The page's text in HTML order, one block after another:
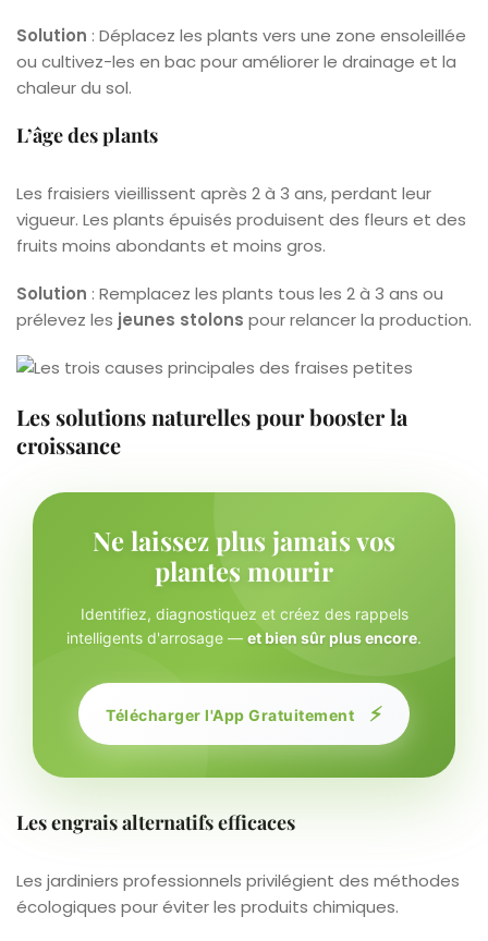
Solution : Déplacez les plants vers une zone ensoleillée
ou cultivez-les en bac pour améliorer le drainage et la
chaleur du sol.
L’âge des plants
Les fraisiers vieillissent après 2 à 3 ans, perdant leur
vigueur. Les plants épuisés produisent des fleurs et des
fruits moins abondants et moins gros.
Solution : Remplacez les plants tous les 2 à 3 ans ou
prélevez les jeunes stolons pour relancer la production.
Les solutions naturelles pour booster la
croissance
Ne laissez plus jamais vos
plantes mourir
Identifiez, diagnostiquez et créez des rappels
intelligents d'arrosage — et bien sûr plus encore.
Télécharger l'App Gratuitement ⚡
Les engrais alternatifs efficaces
Les jardiniers professionnels privilégient des méthodes
écologiques pour éviter les produits chimiques.